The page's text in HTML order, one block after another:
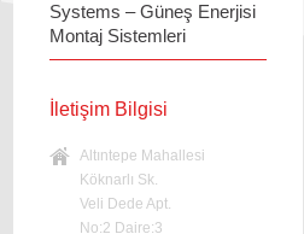
Systems – Güneş Enerjisi
Montaj Sistemleri
İletişim Bilgisi
Altıntepe Mahallesi
Köknarlı Sk.
Veli Dede Apt.
No:2 Daire:3